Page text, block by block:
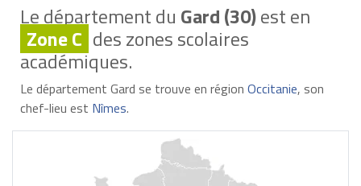
Le département du Gard (30)est en
Zone C des zones scolaires
académiques.
Le département Gard se trouve en région Occitanie, son
chef-lieu est Nîmes.